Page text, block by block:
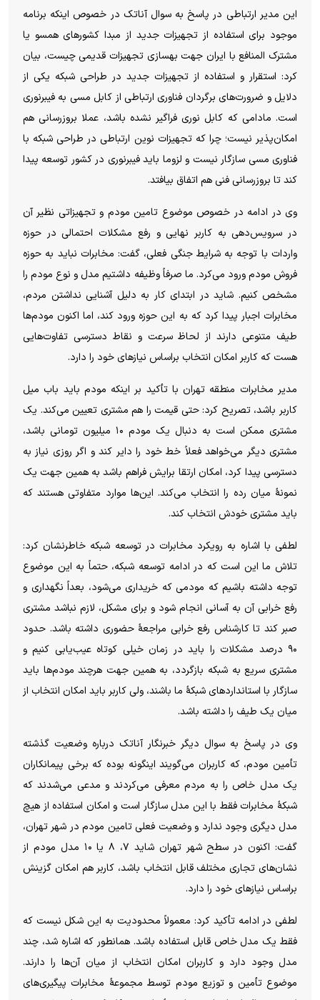
این مدیر ارتباطی در پاسخ به سوال آناتک در خصوص اینکه برنامه
موجود برای استفاده از تجهیزات جدید از مبدا کشورهای همسو یا
مشترک المنافع با ایران جهت بهسازی تجهیزات قدیمی چیست، بیان
کرد: استقرار و استفاده از تجهیزات جدید در طراحی شبکه یکی از
دلایل و ضرورت‌های برگردان فناوری ارتباطی از کابل مسی به فیبرنوری
است. مادامی که کابل نوری فراگیر نشده باشد، عملا بروزرسانی هم
امکان‌پذیر نیست؛ چرا که تجهیزات نوین ارتباطی در طراحی شبکه با
فناوری مسی سازگار نیست و لزوما باید فیبرنوری در کشور توسعه پیدا
کند تا بروزرسانی فنی هم اتفاق بیافتد.
وی در ادامه در خصوص موضوع تامین مودم و تجهیزاتی نظیر آن
در سرویس‌دهی به کاربر نهایی و رفع مشکلات احتمالی در حوزه
واردات با توجه به شرایط جنگی فعلی، گفت: مخابرات نباید به حوزه
فروش مودم ورود می‌کرد. ما صرفاً وظیفه داشتیم مدل و نوع مودم را
مشخص کنیم. شاید در ابتدای کار به دلیل آشنایی نداشتن مردم،
مخابرات اجبار پیدا کرد که به این حوزه ورود کند، اما اکنون مودم‌ها
طیف متنوعی دارند از لحاظ سرعت و نقاط دسترسی تفاوت‌هایی
هست که کاربر امکان انتخاب براساس نیازهای خود را دارد.
مدیر مخابرات منطقه تهران با تأکید بر اینکه مودم باید باب میل
کاربر باشد، تصریح کرد: حتی قیمت را هم مشتری تعیین می‌کند. یک
مشتری ممکن است به دنبال یک مودم ۱۰ میلیون تومانی باشد،
مشتری دیگر می‌خواهد فعلاً خط خود را دایر کند و اگر روزی نیاز به
دسترسی پیدا کرد، امکان ارتقا برایش فراهم باشد به همین جهت یک
نمونۀ میان رده را انتخاب می‌کند. این‌ها موارد متفاوتی هستند که
باید مشتری خودش انتخاب کند.
لطفی با اشاره به رویکرد مخابرات در توسعه شبکه خاطرنشان کرد:
تلاش ما این است که در ادامه توسعه شبکه، حتماً به این موضوع
توجه داشته باشیم که مودمی که خریداری می‌شود، بعداً نگهداری و
رفع خرابی آن به آسانی انجام شود و برای مشکل، لازم نباشد مشتری
صبر کند تا کارشناس رفع خرابی مراجعۀ حضوری داشته باشد. حدود
۹۰ درصد مشکلات را باید در زمان خیلی کوتاه عیب‌یابی کنیم و
مشتری سریع به شبکه بازگردد، به همین جهت هرچند مودم‌ها باید
سازگار با استانداردهای شبکۀ ما باشند، ولی کاربر باید امکان انتخاب از
میان یک طیف را داشته باشد.
وی در پاسخ به سوال دیگر خبرنگار آناتک درباره وضعیت گذشته
تأمین مودم، که کاربران می‌گویند اینگونه بوده که برخی پیمانکاران
یک مدل خاص را به مردم معرفی می‌کردند و مدعی می‌شدند که
شبکۀ مخابرات فقط با این مدل سازگار است و امکان استفاده از هیچ
مدل دیگری وجود ندارد و وضعیت فعلی تامین مودم در شهر تهران،
گفت: اکنون در سطح شهر تهران شاید ۷، ۸ یا ۱۰ مدل مودم از
نشان‌های تجاری مختلف قابل انتخاب باشد، کاربر هم امکان گزینش
براساس نیازهای خود را دارد.
لطفی در ادامه تأکید کرد: معمولاً محدودیت به این شکل نیست که
فقط یک مدل خاص قابل استفاده باشد. همانطور که اشاره شد، چند
مدل وجود دارد و کاربران امکان انتخاب از میان آن‌ها را دارند.
موضوع تأمین و توزیع مودم توسط مجموعۀ مخابرات پیگیری‌های